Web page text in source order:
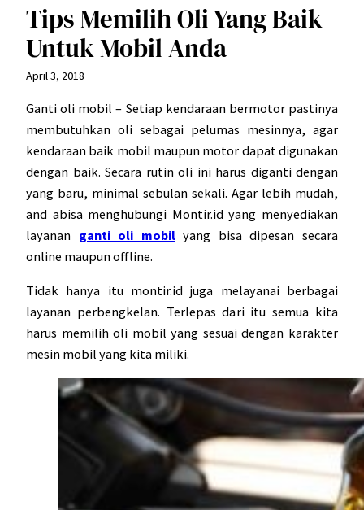
Tips Memilih Oli Yang Baik
Untuk Mobil Anda
April 3, 2018
Ganti oli mobil – Setiap kendaraan bermotor pastinya
membutuhkan oli sebagai pelumas mesinnya, agar
kendaraan baik mobil maupun motor dapat digunakan
dengan baik. Secara rutin oli ini harus diganti dengan
yang baru, minimal sebulan sekali. Agar lebih mudah,
and abisa menghubungi Montir.id yang menyediakan
layanan ganti oli mobilyang bisa dipesan secara
online maupun offline.
Tidak hanya itu montir.id juga melayanai berbagai
layanan perbengkelan. Terlepas dari itu semua kita
harus memilih oli mobil yang sesuai dengan karakter
mesin mobil yang kita miliki.